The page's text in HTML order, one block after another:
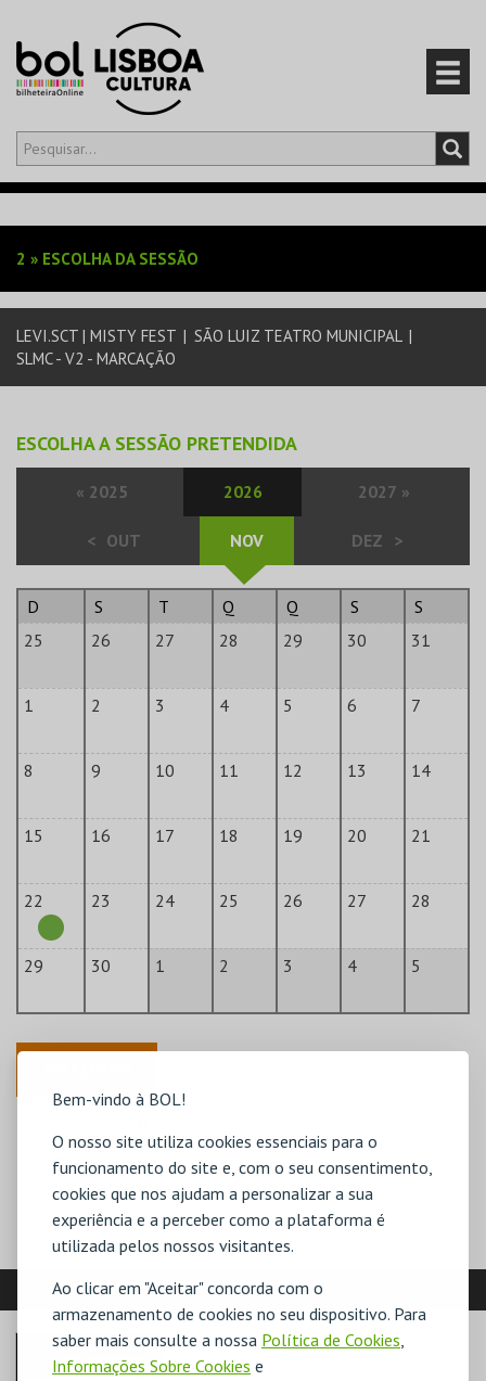
Bem-vindo à BOL!
O nosso site utiliza cookies essenciais para o
funcionamento do site e, com o seu consentimento,
cookies que nos ajudam a personalizar a sua
experiência e a perceber como a plataforma é
utilizada pelos nossos visitantes.
Ao clicar em "Aceitar" concorda com o
armazenamento de cookies no seu dispositivo. Para
saber mais consulte a nossa Política de Cookies
Informações Sobre Cookies e
Olá,iniciar sessão
EVENTOS
CARTÕES
2 » ESCOLHA DA SESSÃO
LEVI.SCT | MISTY FEST | SÃO LUIZ TEATRO MUNICIPAL |
SLMC - V2 - MARCAÇÃO
ESCOLHA A SESSÃO PRETENDIDA
« 2025 2026 2027 »
< OUT NOV DEZ >
D S T Q Q S
S
25
26 27 28 29 30 31
1 2 3 4 5 6 7
8 9 10 11 12 13 14
15 16 17 18 19 20 21
22 23 24 25 26 27 28
29 30 1 2 3 4 5
POUCO DISPONÍVEL
ESGOTADO
VEJA AINDA: